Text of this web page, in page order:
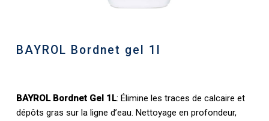
BAYROL Bordnet gel 1l
BAYROL Bordnet Gel 1L: Élimine les traces de calcaire et
dépôts gras sur la ligne d’eau. Nettoyage en profondeur,